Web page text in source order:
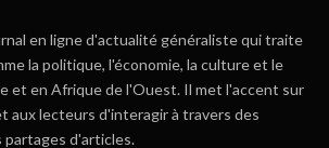
en ligne d'actualité généraliste qui traite
la politique, l'économie, la culture et le
et en Afrique de l'Ouest. Il met l'accent sur
aux lecteurs d'interagir à travers des
partages d'articles.